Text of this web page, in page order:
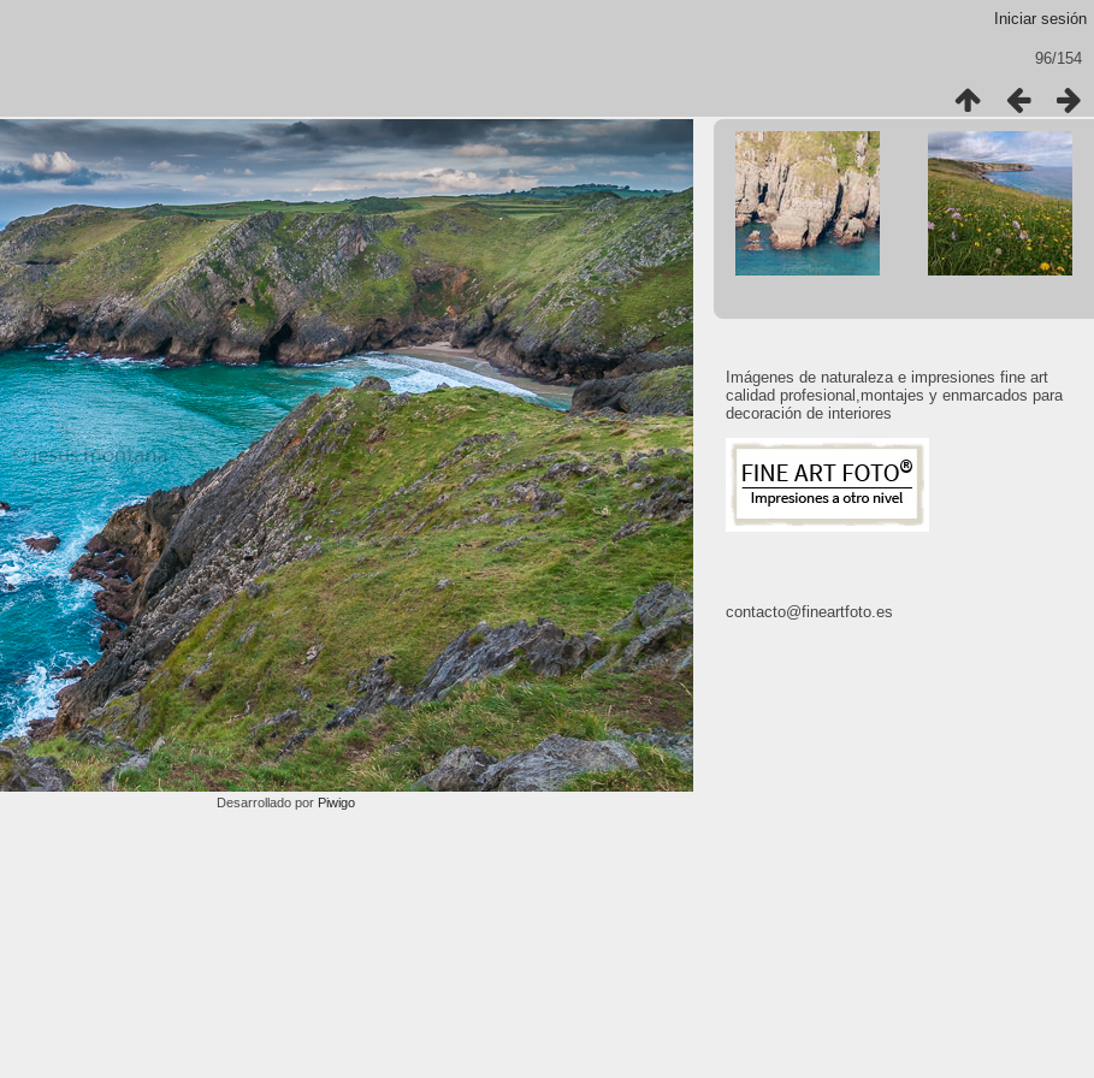
Iniciar sesión
96/154
Imágenes de naturaleza e impresiones fine art
calidad profesional,montajes y enmarcados para
decoración de interiores
contacto@fineartfoto.es
Desarrollado por Piwigo